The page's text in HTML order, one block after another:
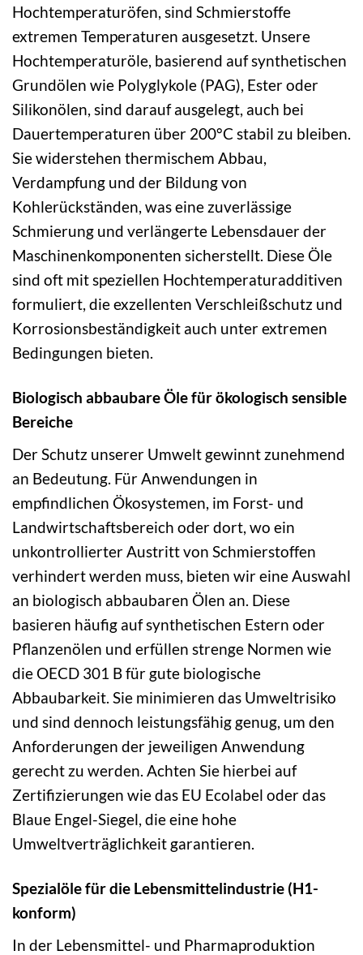
Hochtemperaturöfen, sind Schmierstoffe
extremen Temperaturen ausgesetzt. Unsere
Hochtemperaturöle, basierend auf synthetischen
Grundölen wie Polyglykole (PAG), Ester oder
Silikonölen, sind darauf ausgelegt, auch bei
Dauertemperaturen über 200°C stabil zu bleiben.
Sie widerstehen thermischem Abbau,
Verdampfung und der Bildung von
Kohlerückständen, was eine zuverlässige
Schmierung und verlängerte Lebensdauer der
Maschinenkomponenten sicherstellt. Diese Öle
sind oft mit speziellen Hochtemperaturadditiven
formuliert, die exzellenten Verschleißschutz und
Korrosionsbeständigkeit auch unter extremen
Bedingungen bieten.
Biologisch abbaubare Öle für ökologisch sensible
Bereiche
Der Schutz unserer Umwelt gewinnt zunehmend
an Bedeutung. Für Anwendungen in
empfindlichen Ökosystemen, im Forst- und
Landwirtschaftsbereich oder dort, wo ein
unkontrollierter Austritt von Schmierstoffen
verhindert werden muss, bieten wir eine Auswahl
an biologisch abbaubaren Ölen an. Diese
basieren häufig auf synthetischen Estern oder
Pflanzenölen und erfüllen strenge Normen wie
die OECD 301 B für gute biologische
Abbaubarkeit. Sie minimieren das Umweltrisiko
und sind dennoch leistungsfähig genug, um den
Anforderungen der jeweiligen Anwendung
gerecht zu werden. Achten Sie hierbei auf
Zertifizierungen wie das EU Ecolabel oder das
Blaue Engel-Siegel, die eine hohe
Umweltverträglichkeit garantieren.
Spezialöle für die Lebensmittelindustrie (H1-
konform)
In der Lebensmittel- und Pharmaproduktion